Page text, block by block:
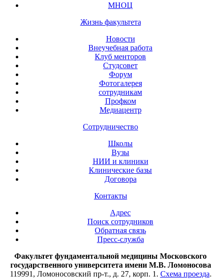
МНОЦ
Жизнь факультета
Новости
Внеучебная работа
Клуб менторов
Студсовет
Форум
Фотогалерея
сотрудникам
Профком
Медиацентр
Сотрудничество
Школы
Вузы
НИИ и клиники
Клинические базы
Договора
Контакты
Адрес
Поиск сотрудников
Обратная связь
Пресс-служба
Факультет фундаментальной медицины Московского
государственного университета имени М.В. Ломоносова
119991, Ломоносовский пр-т., д. 27, корп. 1. Схема проезда.